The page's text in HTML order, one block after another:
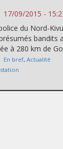
17/09/2015 -
du Nord-
bandits
à 280 km de
En bref,Actualité